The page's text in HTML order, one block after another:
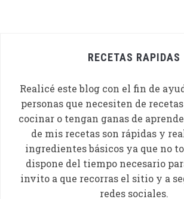
RECETAS RAPIDAS
Realicé este blog con el fin de
personas que necesiten de
cocinar o tengan ganas de
de mis recetas son rápidas y
ingredientes básicos ya que no
dispone del tiempo necesario
invito a que recorras el sitio y a
redes sociales.